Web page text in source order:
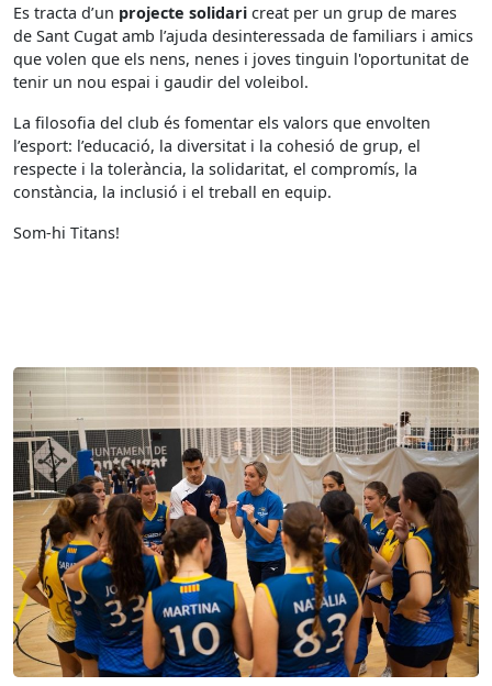
Es tracta d’un projecte solidari creat per un grup de mares
de Sant Cugat amb l’ajuda desinteressada de familiars i amics
que volen que els nens, nenes i joves tinguin l'oportunitat de
tenir un nou espai i gaudir del voleibol.
La filosofia del club és fomentar els valors que envolten
l’esport: l’educació, la diversitat i la cohesió de grup, el
respecte i la tolerància, la solidaritat, el compromís, la
constància, la inclusió i el treball en equip.
Som-hi Titans!